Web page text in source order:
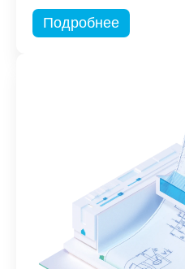
Подробнее